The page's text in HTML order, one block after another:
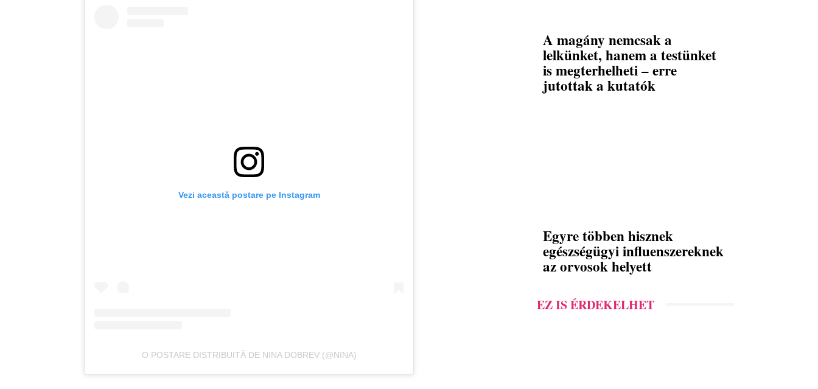
Vezi această postare pe Instagram
O POSTARE DISTRIBUITĂ DE NINA DOBREV (@NINA)
A magány nemcsak a
lelkünket, hanem a testünket
is megterhelheti – erre
jutottak a kutatók
Egyre többen hisznek
egészségügyi influenszereknek
az orvosok helyett
EZ IS ÉRDEKELHET